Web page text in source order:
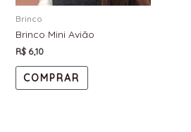
Brinco
Brinco Mini Avião
R$6,10
COMPRAR